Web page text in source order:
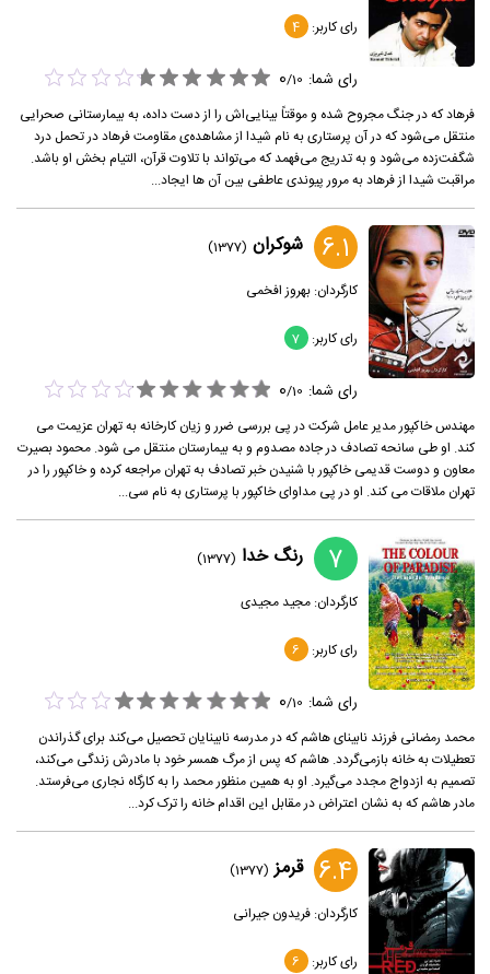
رای کاربر: 4
رای شما: 0/10
فرهاد که در جنگ مجروح شده و موقتاً بینایی‌اش را از دست داده، به بیمارستانی صحرایی
منتقل می‌شود که در آن پرستاری به نام شیدا از مشاهده‌ی مقاومت فرهاد در تحمل درد
شگفت‌زده می‌شود و به تدریج می‌فهمد که می‌تواند با تلاوت قرآن، التیام بخش او باشد.
مراقبت شیدا از فرهاد به مرور پیوندی عاطفی بین آن ها ایجاد...
6.1 شوکران (1377)
کارگردان:بهروز افخمی
رای کاربر: 7
رای شما: 0/10
مهندس خاکپور مدیر عامل شرکت در پی بررسی ضرر و زیان کارخانه به تهران عزیمت می
کند. او طی سانحه تصادف در جاده مصدوم و به بیمارستان منتقل می شود. محمود بصیرت
معاون و دوست قدیمی خاکپور با شنیدن خبر تصادف به تهران مراجعه کرده و خاکپور را در
تهران ملاقات می کند. او در پی مداوای خاکپور با پرستاری به نام سی...
7 رنگ خدا (1377)
کارگردان:مجید مجیدی
رای کاربر: 6
رای شما: 0/10
محمد رمضانی فرزند نابینای هاشم که در مدرسه نابینایان تحصیل می‌کند برای گذراندن
تعطیلات به خانه بازمی‌گردد. هاشم که پس از مرگ همسر خود با مادرش زندگی می‌کند،
تصمیم به ازدواج مجدد می‌گیرد. او به همین منظور محمد را به کارگاه نجاری می‌فرستد.
مادر هاشم که به نشان اعتراض در مقابل این اقدام خانه را ترک کرد...
6.4 قرمز (1377)
کارگردان:فریدون جیرانی
رای کاربر: 6